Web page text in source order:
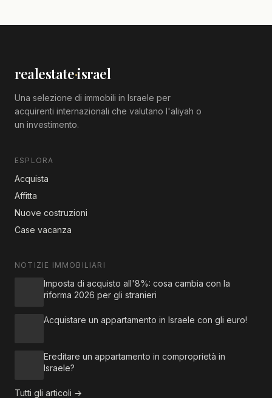
realestate·israel
Una selezione di immobili in Israele per
acquirenti internazionali che valutano l'aliyah o
un investimento.
ESPLORA
Acquista
Affitta
Nuove costruzioni
Case vacanza
NOTIZIE IMMOBILIARI
Imposta di acquisto all'8%: cosa cambia con la
riforma 2026 per gli stranieri
Acquistare un appartamento in Israele con gli euro!
Ereditare un appartamento in comproprietà in
Israele?
Tutti gli articoli →